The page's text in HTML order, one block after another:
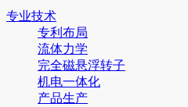
专业技术
专利布局
流体力学
完全磁悬浮转子
机电一体化
产品生产